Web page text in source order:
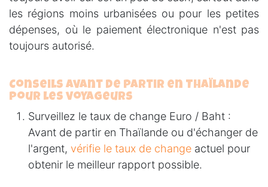
les régions moins urbanisées ou pour les petites
dépenses, où le paiement électronique n'est pas
toujours autorisé.
Conseils avant de partir en Thaïlande
pour les voyageurs
Surveillez le taux de change Euro / Baht :
Avant de partir en Thaïlande ou d'échanger de
l'argent, vérifie le taux de change actuel pour
obtenir le meilleur rapport possible.